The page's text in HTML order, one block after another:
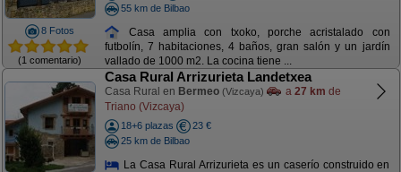
8 Fotos
(1 comentario)
55 km de Bilbao
Casa amplia con txoko, porche acristalado con
futbolín, 7 habitaciones, 4 baños, gran salón y un jardín
vallado de 1000 m2. La cocina tiene ...
Casa Rural Arrizurieta Landetxea
Casa Rural en Bermeo (Vizcaya) a 27 km de
Triano (Vizcaya)
18+6 plazas
23 €
25 km de Bilbao
La Casa Rural Arrizurieta es un caserío construido en